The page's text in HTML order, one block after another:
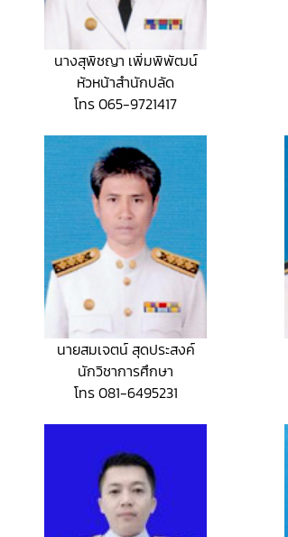
นางสุพิชญา เพิ่มพิพัฒน์
หัวหน้าสำนักปลัด
โทร 065-9721417
นายสมเจตน์ สุดประสงค์
นักวิชาการศึกษา
โทร 081-6495231